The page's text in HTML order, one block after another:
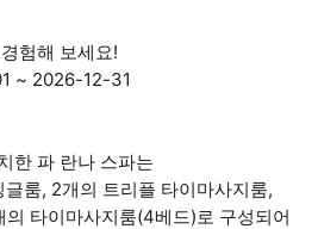
험해 보세요!
~ 2026-12-31
한 파 란나 스파는
룸, 2개의 트리플 타이마사지룸,
의 타이마사지룸(4베드)로 구성되어